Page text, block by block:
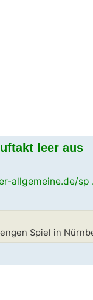
leer aus
allgemeine.de/sp
Spiel in